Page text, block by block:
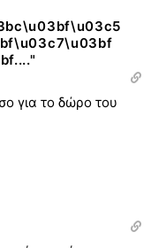
για το δώρο του